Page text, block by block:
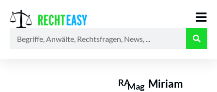
RAMag Miriam